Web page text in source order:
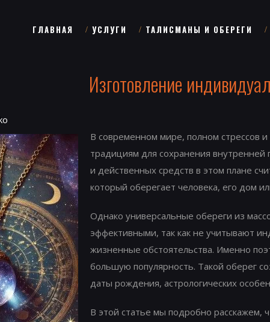
ГЛАВНАЯ УСЛУГИ ТАЛИСМАНЫ И ОБЕРЕГИ
Изготовление
В современном мире, полном стрессов
традициям для сохранения
и действенных средств в этом плане
который оберегает человека, его дом
Однако универсальные обереги из
эффективными, так как не учитывают
жизненные обстоятельства. Именно
большую популярность. Такой оберег
даты рождения, астрологических
В этой статье мы подробно расскажем,